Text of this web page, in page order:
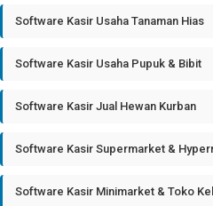
Software Kasir Usaha Tanaman Hias
Software Kasir Usaha Pupuk & Bibit
Software Kasir Jual Hewan Kurban
Software Kasir Supermarket &
Software Kasir Minimarket & Toko